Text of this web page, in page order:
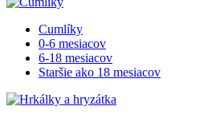
Cumlíky
0-6 mesiacov
6-18 mesiacov
Staršie ako 18 mesiacov